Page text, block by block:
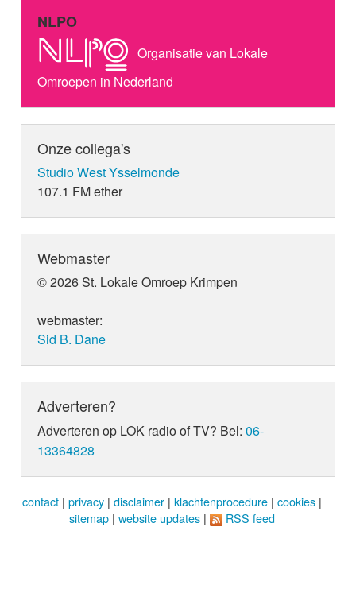
NLPO
Organisatie van Lokale
Omroepen in Nederland
Onze collega's
Studio West Ysselmonde
107.1 FM ether
Webmaster
© 2026 St. Lokale Omroep Krimpen
webmaster:
Sid B. Dane
Adverteren?
Adverteren op LOK radio of TV? Bel:06-
13364828
contact | privacy | disclaimer | klachtenprocedure | cookies |
sitemap | website updates | RSS feed